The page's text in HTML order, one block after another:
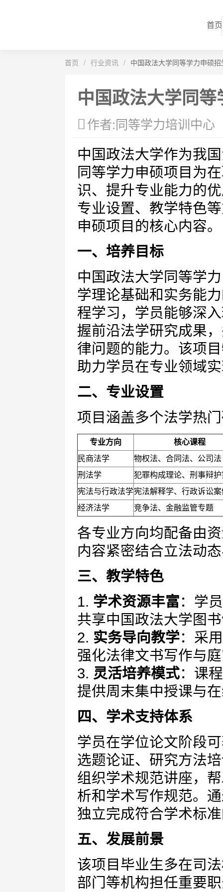
首页
首页 / 行业资讯 / 中国政法大学同等学力申硕
中国政法大学同
作者:同等学力培训中心
中国政法大学作为我
同等学力申硕项目为
识、提升专业能力的
专业设置、教学特色
申硕项目的核心内容。
一、培养目标
中国政法大学同等学
学理论基础和实务能
程学习，学员能够深
握前沿法学研究成果
律问题的能力。该项
助力学员在专业领域
二、专业设置
项目涵盖多个法学热
专业方向
核心课程
民商法学
物权法、合同法、公司法
刑法学
犯罪构成理论、刑事辩
宪法与行政法学宪法解释学、行政诉讼
经济法学
竞争法、金融监管专题
各专业方向均配备由
内容紧密结合立法动
三、教学特色
1. 学术资源丰富：学
共享中国政法大学图
2. 实务导向教学：采
强化法律文书写作与
3. 灵活培养模式：课
提供周末集中授课与
四、学术支持体系
学员在学位论文阶段
选题论证、研究方法
组织学术规范讲座，
析和学术写作规范。
独立完成符合学术标
五、发展前景
该项目毕业生多在司
部门等机构担任重要